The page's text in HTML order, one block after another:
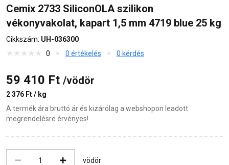
Cemix 2733 SiliconOLA szilikon
vékonyvakolat, kapart 1,5 mm 4719 blue 25 kg
Cikkszám: UH-036300
0
0 értékelés 0 kérdés
59 410 Ft /vödör
2 376 Ft / kg
A termék ára bruttó ár és kizárólag a webshopon leadott
megrendelésre érvényes!
vödör